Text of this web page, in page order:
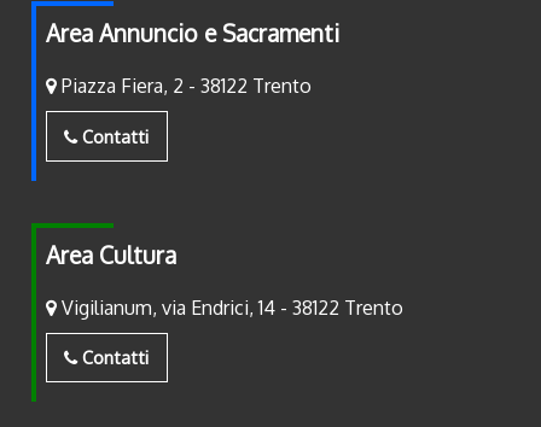
Area Annuncio e Sacramenti
Piazza Fiera, 2 - 38122 Trento
Contatti
Area Cultura
Vigilianum, via Endrici, 14 - 38122 Trento
Contatti